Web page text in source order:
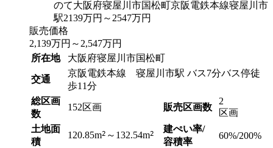
販売価格
2,139万円 ～2,547万円
所在地
大阪府寝屋川市国松町
交通
京阪電鉄本線 寝屋川市駅 バス7分バス停徒
歩11分
総区画
数
152区画 販売区画数
2
区画
土地面
積
120.85m2 ～132.54m2
建ぺい率/
容積率
60%/200%